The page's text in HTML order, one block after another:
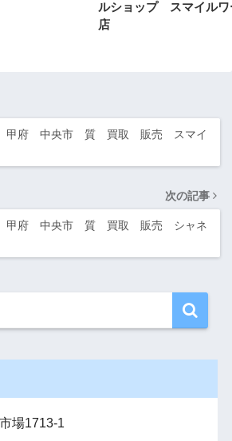
ルショップ スマイルワ
店
府 中央市 質 買取 販売 スマイ
次の記事
甲府 中央市 質 買取 販売 シャネ
場1713-1